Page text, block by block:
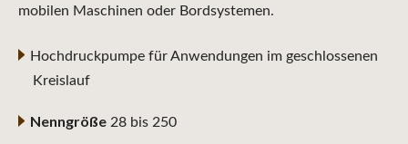
mobilen Maschinen oder Bordsystemen.
Hochdruckpumpe für Anwendungen im geschlossenen
Kreislauf
Nenngröße 28 bis 250